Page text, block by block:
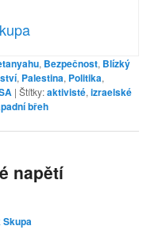
, Bezpečnost, Blízký
, Palestina, Politika,
|Štítky:aktivisté,izraelské
břeh
napětí
Skupa